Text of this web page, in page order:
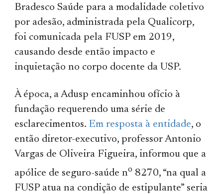
Bradesco Saúde para a modalidade coletivo
por adesão, administrada pela Qualicorp,
foi comunicada pela FUSP em 2019,
causando desde então impacto e
inquietação no corpo docente da USP.
À época, a Adusp encaminhou ofício à
fundação requerendo uma série de
esclarecimentos. Em resposta à entidade, o
então diretor-executivo, professor Antonio
Vargas de Oliveira Figueira, informou que a
apólice de seguro-saúde no 8270, “na qual a
FUSP atua na condição de estipulante” seria